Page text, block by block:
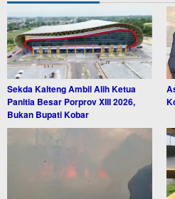
Sekda Kalteng Ambil Alih Ketua
Panitia Besar Porprov XIII 2026,
Bukan Bupati Kobar